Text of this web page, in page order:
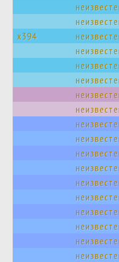
х394